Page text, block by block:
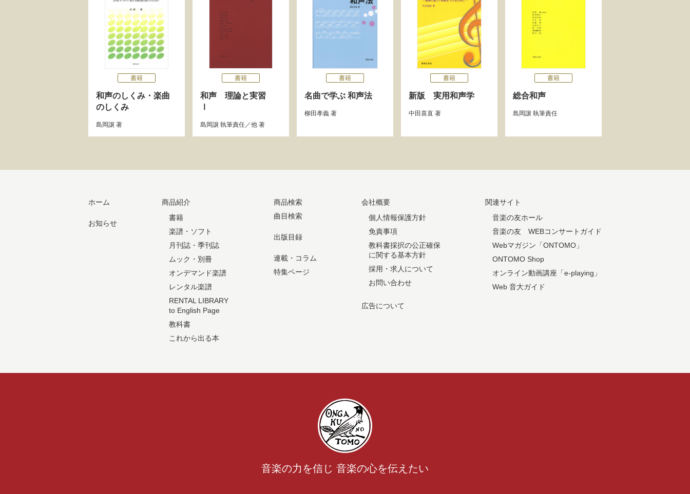
書籍
和声のしくみ・楽曲
のしくみ
島岡譲 著
書籍
和声 理論と実習
島岡譲 執筆責任／他 著
書籍
名曲で学ぶ 和声法
柳田孝義 著
書籍
新版 実用和声学
中田喜直 著
書籍
総合和声
島岡譲 執筆責任
ホーム
お知らせ
商品紹介
書籍
楽譜・ソフト
月刊誌・季刊誌
ムック・別冊
オンデマンド楽譜
レンタル楽譜
RENTAL LIBRARY
to English Page
教科書
これから出る本
商品検索
曲目検索
出版目録
連載・コラム
特集ページ
会社概要
個人情報保護方針
免責事項
教科書採択の公正確保
に関する基本方針
採用・求人について
お問い合わせ
広告について
関連サイト
音楽の友ホール
音楽の友 WEBコンサートガイド
Webマガジン「ONTOMO」
ONTOMO Shop
オンライン動画講座「e-playing」
Web 音大ガイド
音楽の力を信じ 音楽の心を伝えたい